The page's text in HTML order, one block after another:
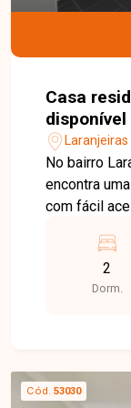
Casa
No bairro
encontra
com fácil
farmácias e
praticidade e
para
quem busca
imóvel não
2
Dorm.
Cód. 53030